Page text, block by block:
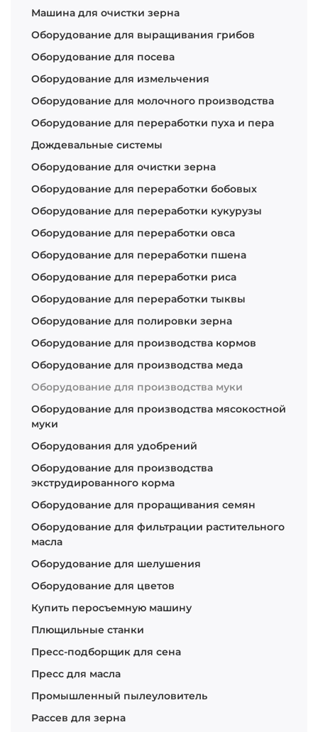
Машина для очистки зерна
Оборудование для выращивания грибов
Оборудование для посева
Оборудование для измельчения
Оборудование для молочного производства
Оборудование для переработки пуха и пера
Дождевальные системы
Оборудование для очистки зерна
Оборудование для переработки бобовых
Оборудование для переработки кукурузы
Оборудование для переработки овса
Оборудование для переработки пшена
Оборудование для переработки риса
Оборудование для переработки тыквы
Оборудование для полировки зерна
Оборудование для производства кормов
Оборудование для производства меда
Оборудование для производства муки
Оборудование для производства мясокостной
муки
Оборудования для удобрений
Оборудование для производства
экструдированного корма
Оборудование для проращивания семян
Оборудование для фильтрации растительного
масла
Оборудование для шелушения
Оборудование для цветов
Купить перосъемную машину
Плющильные станки
Пресс-подборщик для сена
Пресс для масла
Промышленный пылеуловитель
Рассев для зерна